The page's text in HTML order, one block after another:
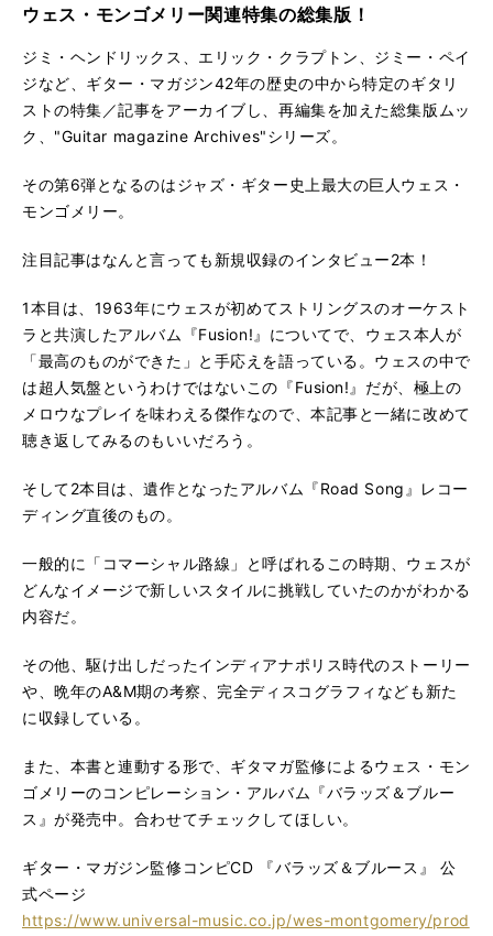
ウェス・モンゴメリー関連特集の総集版！
ジミ・ヘンドリックス、エリック・クラプトン、ジミー・ペイ
ジなど、ギター・マガジン42年の歴史の中から特定のギタリ
ストの特集／記事をアーカイブし、再編集を加えた総集版ムッ
ク、"Guitar magazine Archives"シリーズ。
その第6弾となるのはジャズ・ギター史上最大の巨人ウェス・
モンゴメリー。
注目記事はなんと言っても新規収録のインタビュー2本！
1本目は、1963年にウェスが初めてストリングスのオーケスト
ラと共演したアルバム『Fusion!』についてで、ウェス本人が
「最高のものができた」と手応えを語っている。ウェスの中で
は超人気盤というわけではないこの『Fusion!』だが、極上の
メロウなプレイを味わえる傑作なので、本記事と一緒に改めて
聴き返してみるのもいいだろう。
そして2本目は、遺作となったアルバム『Road Song』レコー
ディング直後のもの。
一般的に「コマーシャル路線」と呼ばれるこの時期、ウェスが
どんなイメージで新しいスタイルに挑戦していたのかがわかる
内容だ。
その他、駆け出しだったインディアナポリス時代のストーリー
や、晩年のA&M期の考察、完全ディスコグラフィなども新た
に収録している。
また、本書と連動する形で、ギタマガ監修によるウェス・モン
ゴメリーのコンピレーション・アルバム『バラッズ＆ブルー
ス』が発売中。合わせてチェックしてほしい。
ギター・マガジン監修コンピCD 『バラッズ＆ブルース』 公
式ページ
https://www.universal-music.co.jp/wes-montgomery/prod